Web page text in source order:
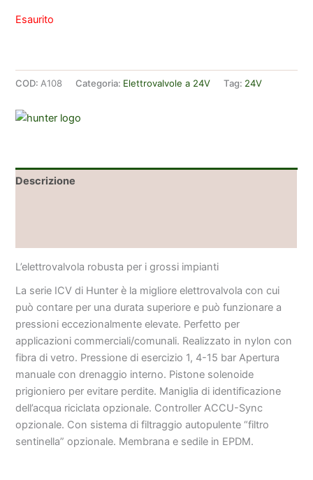
Esaurito
COD: A108 Categoria: Elettrovalvole a 24V Tag: 24V
Descrizione
L’elettrovalvola robusta per i grossi impianti
La serie ICV di Hunter è la migliore elettrovalvola con cui
può contare per una durata superiore e può funzionare a
pressioni eccezionalmente elevate. Perfetto per
applicazioni commerciali/comunali. Realizzato in nylon con
fibra di vetro. Pressione di esercizio 1, 4-15 bar Apertura
manuale con drenaggio interno. Pistone solenoide
prigioniero per evitare perdite. Maniglia di identificazione
dell’acqua riciclata opzionale. Controller ACCU-Sync
opzionale. Con sistema di filtraggio autopulente “filtro
sentinella” opzionale. Membrana e sedile in EPDM.